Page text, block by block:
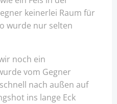
keinerlei Raum für
wurde nur selten
noch ein
vom Gegner
nach außen auf
ins lange Eck